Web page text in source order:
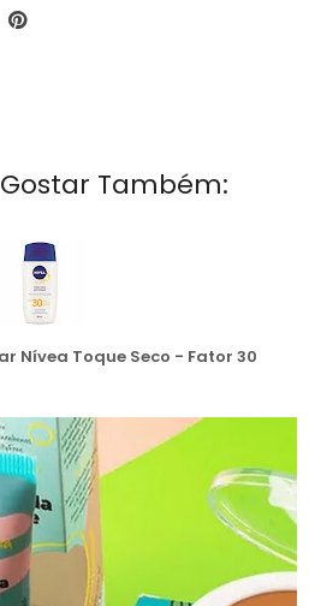
Também:
Nívea Toque Seco - Fator 30